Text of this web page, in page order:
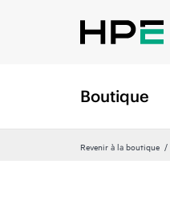
Boutique
Revenir à la boutique